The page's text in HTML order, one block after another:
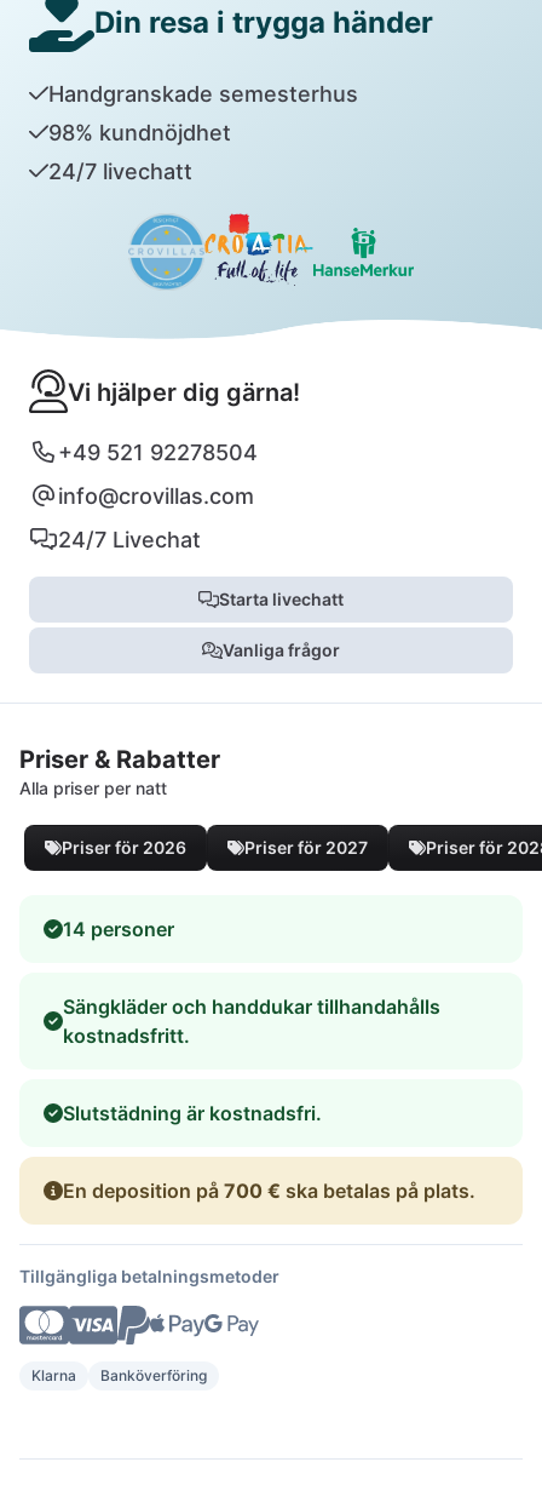
Din resa i trygga händer
Handgranskade semesterhus
98% kundnöjdhet
24/7 livechatt
Vi hjälper dig gärna!
+49 521 92278504
info@crovillas.com
24/7 Livechat
Starta livechatt
Vanliga frågor
Priser & Rabatter
Alla priser per natt
Priser för 2026 Priser för 2027 Priser för
14 personer
Sängkläder och handdukar tillhandahålls
kostnadsfritt.
Slutstädning är kostnadsfri.
En deposition på 700 € ska betalas på plats.
Tillgängliga betalningsmetoder
Klarna Banköverföring